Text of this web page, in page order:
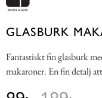
GLASBURK
Fantastiskt fin glasburk
makaroner. En fin detalj